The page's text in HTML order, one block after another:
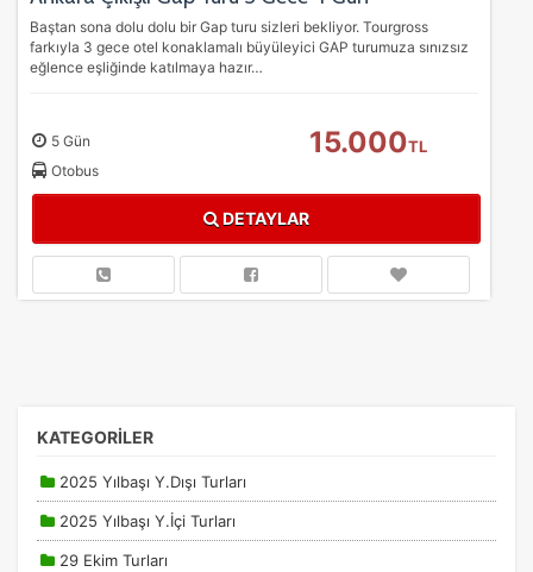
Baştan sona dolu dolu bir Gap turu sizleri bekliyor. Tourgross
farkıyla 3 gece otel konaklamalı büyüleyici GAP turumuza sınızsız
eğlence eşliğinde katılmaya hazır…
5 Gün
Otobus
15.000TL
DETAYLAR
KATEGORİLER
2025 Yılbaşı Y.Dışı Turları
2025 Yılbaşı Y.İçi Turları
29 Ekim Turları